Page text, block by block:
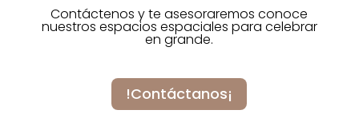
Contáctenos y te asesoraremos conoce
nuestros espacios espaciales para celebrar
en grande.
!Contáctanos¡